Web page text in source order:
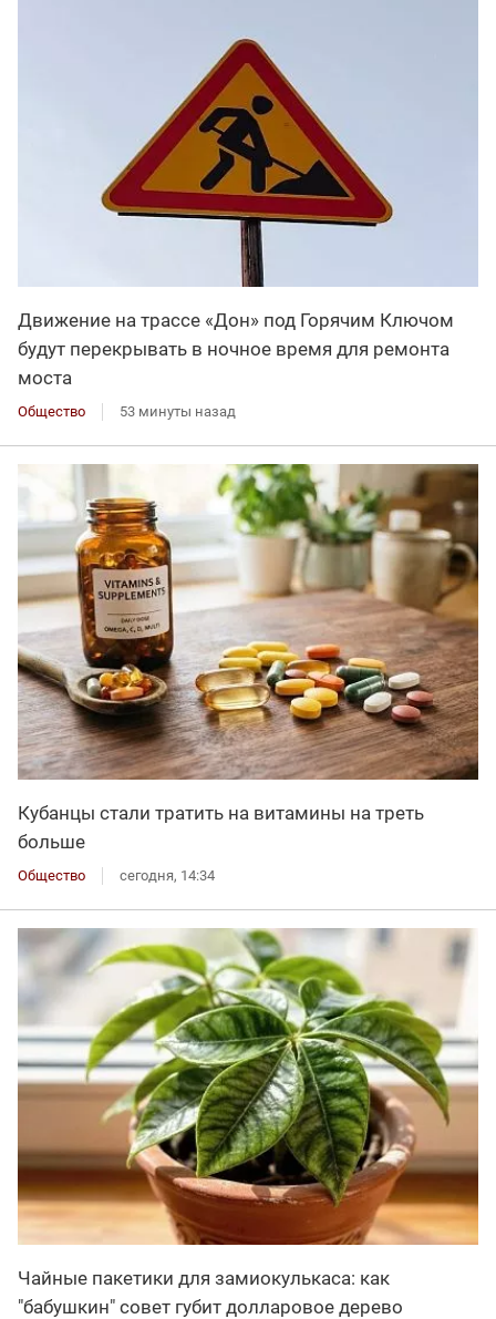
Движение на трассе «Дон» под Горячим Ключом
будут перекрывать в ночное время для ремонта
моста
Общество 53 минуты назад
Кубанцы стали тратить на витамины на треть
больше
Общество сегодня, 14:34
Чайные пакетики для замиокулькаса: как
"бабушкин" совет губит долларовое дерево